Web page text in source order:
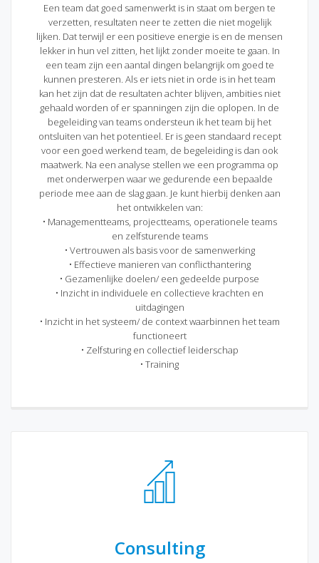
Een team dat goed samenwerkt is in staat om bergen te
verzetten, resultaten neer te zetten die niet mogelijk
lijken. Dat terwijl er een positieve energie is en de mensen
lekker in hun vel zitten, het lijkt zonder moeite te gaan. In
een team zijn een aantal dingen belangrijk om goed te
kunnen presteren. Als er iets niet in orde is in het team
kan het zijn dat de resultaten achter blijven, ambities niet
gehaald worden of er spanningen zijn die oplopen. In de
begeleiding van teams ondersteun ik het team bij het
ontsluiten van het potentieel. Er is geen standaard recept
voor een goed werkend team, de begeleiding is dan ook
maatwerk. Na een analyse stellen we een programma op
met onderwerpen waar we gedurende een bepaalde
periode mee aan de slag gaan. Je kunt hierbij denken aan
het ontwikkelen van:
• Managementteams, projectteams, operationele teams
en zelfsturende teams
• Vertrouwen als basis voor de samenwerking
• Effectieve manieren van conflicthantering
• Gezamenlijke doelen/ een gedeelde purpose
• Inzicht in individuele en collectieve krachten en
uitdagingen
• Inzicht in het systeem/ de context waarbinnen het team
functioneert
• Zelfsturing en collectief leiderschap
• Training
Consulting